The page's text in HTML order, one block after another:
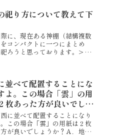
し、それは寸法的なことも含
...
祀り方について教えて下
に、現在ある神棚（結構複数
コンパクトに一つにまとめ
ろうと思っております。> 例
の購入をご検討いただ...
並べて配置することにな
よ。この場合「雲」の用
枚あった方が良いでしょ
に並べて配置することになり
この場合「雲」の用紙は 2 枚
が良いでしょうか？Ａ．地域